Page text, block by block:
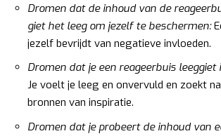
Dromen dat de inhoud van de
giet het leeg om jezelf te beschermen:
jezelf bevrijdt van negatieve invloeden.
Dromen dat je een reageerbuis leeggiet
Je voelt je leeg en onvervuld en zoekt
bronnen van inspiratie.
Dromen dat je probeert de inhoud van